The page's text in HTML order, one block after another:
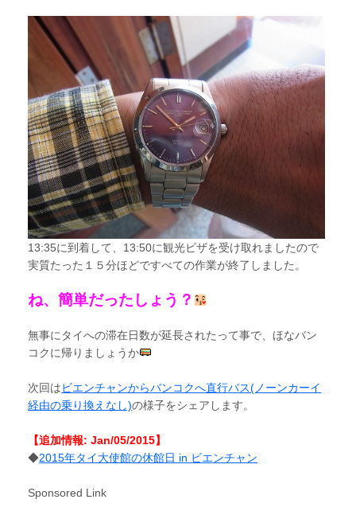
13:35に到着して、13:50に観光ビザを受け取れましたので
実質たった１５分ほどですべての作業が終了しました。
ね、簡単だったしょう？
無事にタイへの滞在日数が延長されたって事で、ほなバン
コクに帰りましょうか
次回はビエンチャンからバンコクへ直行バス(ノーンカーイ
経由の乗り換えなし)の様子をシェアします。
【追加情報: Jan/05/2015】
◆2015年タイ大使館の休館日 in ビエンチャン
Sponsored Link